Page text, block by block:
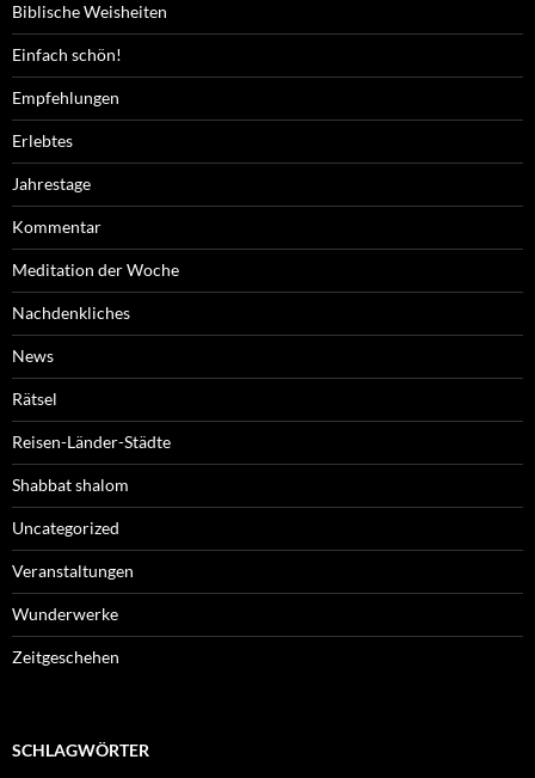
Biblische Weisheiten
Einfach schön!
Empfehlungen
Erlebtes
Jahrestage
Kommentar
Meditation der Woche
Nachdenkliches
News
Rätsel
Reisen-Länder-Städte
Shabbat shalom
Uncategorized
Veranstaltungen
Wunderwerke
Zeitgeschehen
SCHLAGWÖRTER